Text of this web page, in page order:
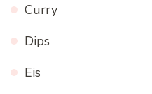
Curry
Dips
Eis